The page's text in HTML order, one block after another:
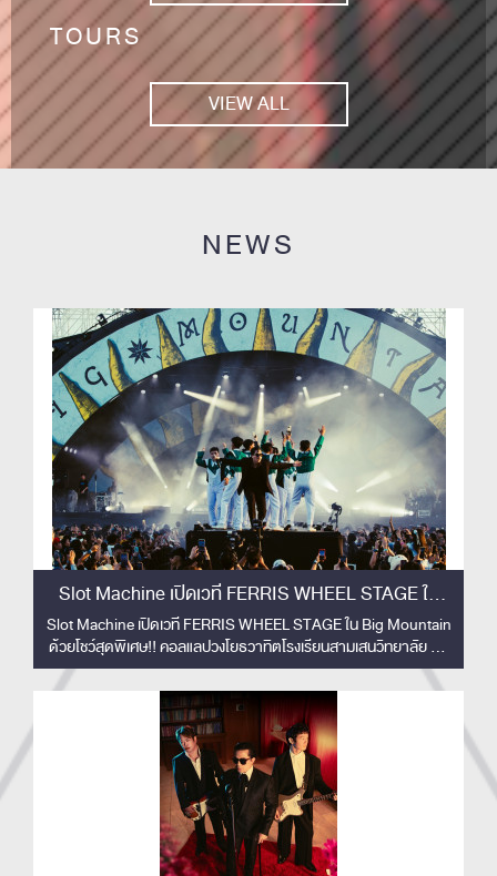
TOURS
VIEW ALL
NEWS
Slot Machine เปิดเวที FERRIS WHEEL STAGE ใน
Big Mountain ด้วยโชว์สุดพิเศษ!!
Slot Machine เปิดเวที FERRIS WHEEL STAGE ใน Big Mountain
ด้วยโชว์สุดพิเศษ!! คอลแลปวงโยธวาทิตโรงเรียนสามเสนวิทยาลัย 33
ชีวิต สร้างโมเมนต์ทัชใจผู้ชม